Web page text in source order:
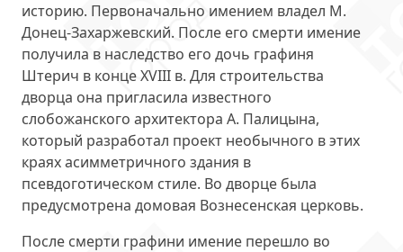
историю. Первоначально имением владел М.
Донец-Захаржевский. После его смерти имение
получила в наследство его дочь графиня
Штерич в конце XVIII в. Для строительства
дворца она пригласила известного
слобожанского архитектора А. Палицына,
который разработал проект необычного в этих
краях асимметричного здания в
псевдоготическом стиле. Во дворце была
предусмотрена домовая Вознесенская церковь.
После смерти графини имение перешло во